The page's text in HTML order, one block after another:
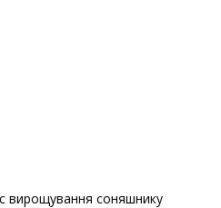
вирощування соняшнику